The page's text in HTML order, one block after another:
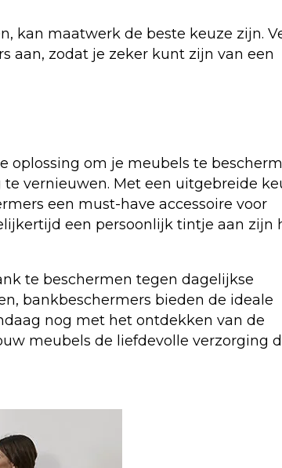
kan maatwerk de beste keuze zijn.
aan, zodat je zeker kunt zijn van een
oplossing om je meubels te
vernieuwen. Met een uitgebreide
een must-have accessoire voor
een persoonlijk tintje aan zijn
te beschermen tegen dagelijkse
bankbeschermers bieden de ideale
nog met het ontdekken van de
meubels de liefdevolle verzorging